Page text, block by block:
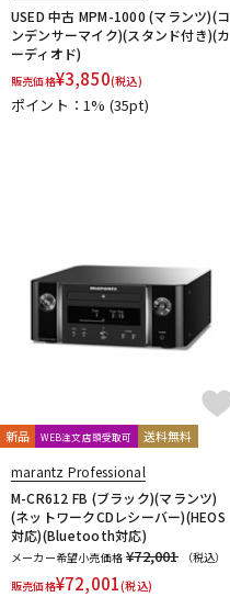
アンプ
DJ機器
中古
USED 中古 MPM-1000 (マランツ)(コ
ンデンサーマイク)(スタンド付き)(カ
ーディオド)
販売価格¥3,850(税込)
ポイント：1% (35pt)
新品 WEB注文店頭受取可 送料無料
marantz Professional
M-CR612 FB (ブラック)(マランツ)
(ネットワークCDレシーバー)(HEOS
対応)(Bluetooth対応)
メーカー希望小売価格 ¥72,001
（税込）
販売価格¥72,001(税込)